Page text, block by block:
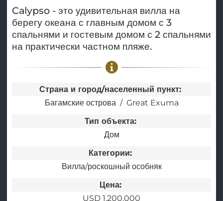
Calypso - это удивительная вилла на
берегу океана с главным домом с 3
спальнями и гостевым домом с 2 спальнями
на практически частном пляже.
Страна и город/населенный пункт:
Багамские острова
Great Exuma
Тип объекта:
Дом
Категории:
Вилла/роскошный особняк
Цена:
USD 1.200.000